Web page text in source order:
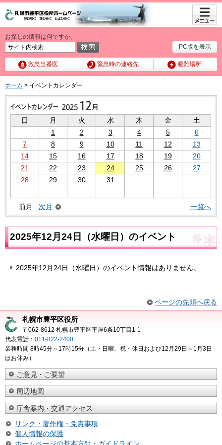
PC版を表示
お探しの情報は何ですか。
救急当番医 緊急時の連絡先 避難場所
メニュ
ー
ホーム > イベントカレンダー
日 月 火 水 木 金
土
1
2 3 4 5
6
7
8 9 10 11 12
13
14
15 16 17 18 19
20
21
22 23 24 25 26
27
28
29 30 31
前月 次月 一覧へ
2025年12月24日（水曜日）のイベント
2025年12月24日（水曜日）のイベント情報はありません。
ページの先頭へ戻る
札幌市豊平区役所
〒062-8612 札幌市豊平区平岸6条10丁目1-1
代表電話： 011-822-2400
業務時間 8時45分～17時15分（土・日曜、祝・休日および12月29日～1月3日
はお休み）
ご意見・ご要望
周辺地図
庁舎案内・交通アクセス
リンク・著作権・免責事項
個人情報の保護